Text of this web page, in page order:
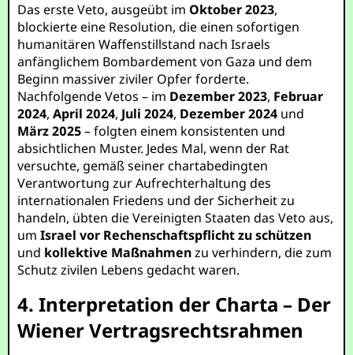
Das erste Veto, ausgeübt imOktober 2023,
blockierte eine Resolution, die einen sofortigen
humanitären Waffenstillstand nach Israels
anfänglichem Bombardement von Gaza und dem
Beginn massiver ziviler Opfer forderte.
Nachfolgende Vetos – im Dezember 2023, Februar
2024,April 2024, Juli 2024, Dezember 2024 und
März 2025– folgten einem konsistenten und
absichtlichen Muster. Jedes Mal, wenn der Rat
versuchte, gemäß seiner chartabedingten
Verantwortung zur Aufrechterhaltung des
internationalen Friedens und der Sicherheit zu
handeln, übten die Vereinigten Staaten das Veto aus,
umIsrael vor Rechenschaftspflicht zu schützen
und kollektive Maßnahmenzu verhindern, die zum
Schutz zivilen Lebens gedacht waren.
4. Interpretation der Charta – Der
Wiener Vertragsrechtsrahmen